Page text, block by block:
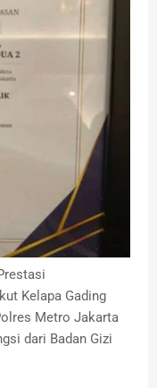
Kelapa Gading
Metro Jakarta
dari Badan Gizi